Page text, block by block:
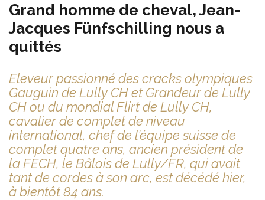
Grand homme de cheval, Jean-
Jacques Fünfschilling nous a
quittés
Eleveur passionné des cracks olympiques
Gauguin de Lully CH et Grandeur de Lully
CH ou du mondial Flirt de Lully CH,
cavalier de complet de niveau
international, chef de l’équipe suisse de
complet quatre ans, ancien président de
la FECH, le Bâlois de Lully/FR, qui avait
tant de cordes à son arc, est décédé hier,
à bientôt 84 ans.